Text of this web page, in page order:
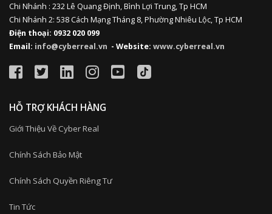
Chi Nhánh : 232 Lê Quang Định,Bình Lợi Trung,Tp HCM
Chi Nhánh 2: 538 Cách Mạng Tháng 8, Phường Nhiêu Lộc, Tp HCM
Điện thoại: 0932 020 099
Email: info@cyberreal.vn - Website: www.cyberreal.vn
HỖ TRỢ KHÁCH HÀNG
Giới Thiệu Về Cyber Real
Chính Sách Bảo Mật
Chính Sách Quyền Riêng Tư
Tin Tức